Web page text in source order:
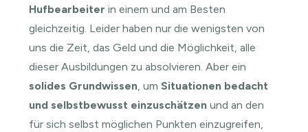
Hufbearbeiterin einem und am Besten
gleichzeitig. Leider haben nur die wenigsten von
uns die Zeit, das Geld und die Möglichkeit, alle
dieser Ausbildungen zu absolvieren. Aber ein
solides Grundwissen , um Situationen bedacht
und selbstbewusst einzuschätzen und an den
für sich selbst möglichen Punkten einzugreifen,